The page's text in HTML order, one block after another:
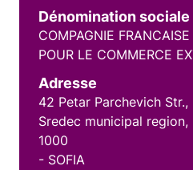
Dénomination sociale
COMPAGNIE
POUR LE COMMERCE
Adresse
42 Petar Parchevich Str.,
Sredec municipal region,
1000
- SOFIA